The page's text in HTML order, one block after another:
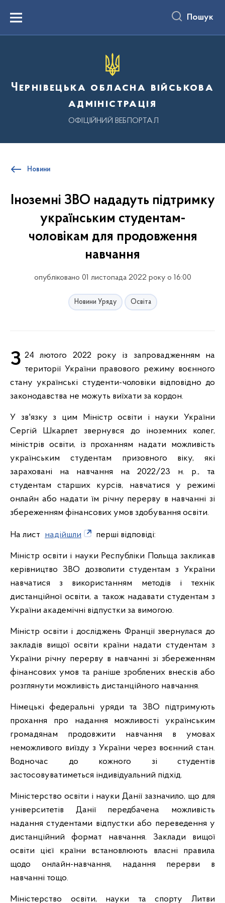
вмістуMenu Пошук
Чернівецька обласна військова
адміністрація
ОФІЦІЙНИЙ ВЕБПОРТАЛ
Новини
Іноземні ЗВО нададуть підтримку
українським студентам-
чоловікам для продовження
навчання
опубліковано 01 листопада 2022 року о 16:00
Новини Уряду Освіта
З 24 лютого 2022 року із запровадженням на території України правового режиму воєнного
стану українські студенти-чоловіки відповідно до
законодавства не можуть виїхати за кордон.
У зв'язку з цим Міністр освіти і науки України
Сергій Шкарлет звернувся до іноземних колег,
міністрів освіти, із проханням надати можливість
українським студентам призовного віку, які
зараховані на навчання на 2022/23 н. р., та
студентам старших курсів, навчатися у режимі
онлайн або надати їм річну перерву в навчанні зі
збереженням фінансових умов здобування освіти.
На лист надійшли перші відповіді:
Міністр освіти і науки Республіки Польща закликав
керівництво ЗВО дозволити студентам з України
навчатися з використанням методів і технік
дистанційної освіти, а також надавати студентам з
України академічні відпустки за вимогою.
Міністр освіти і досліджень Франції звернулася до
закладів вищої освіти країни надати студентам з
України річну перерву в навчанні зі збереженням
фінансових умов та раніше зроблених внесків або
розглянути можливість дистанційного навчання.
Німецькі федеральні уряди та ЗВО підтримують
прохання про надання можливості українським
громадянам продовжити навчання в умовах
неможливого виїзду з України через воєнний стан.
Водночас до кожного зі студентів
застосовуватиметься індивідуальний підхід.
Міністерство освіти і науки Данії зазначило, що для
університетів Данії передбачена можливість
надання студентами відпустки або переведення у
дистанційний формат навчання. Заклади вищої
освіти цієї країни встановлюють власні правила
щодо онлайн-навчання, надання перерви в
навчанні тощо.
Міністерство освіти, науки та спорту Литви